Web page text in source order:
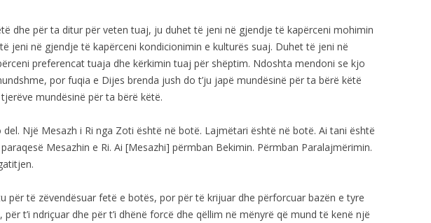
dhe për ta ditur për veten tuaj, ju duhet të jeni në gjendje të kapërceni mohimin
jeni në gjendje të kapërceni kondicionimin e kulturës suaj. Duhet të jeni në
preferencat tuaja dhe kërkimin tuaj për shëptim. Ndoshta mendoni se kjo
por fuqia e Dijes brenda jush do t’ju japë mundësinë për ta bërë këtë
tjerëve mundësinë për ta bërë këtë.
del. Një Mesazh i Ri nga Zoti është në botë. Lajmëtari është në botë. Ai tani është
Mesazhin e Ri. Ai [Mesazhi] përmban Bekimin. Përmban Paralajmërimin.
për të zëvendësuar fetë e botës, por për të krijuar dhe përforcuar bazën e tyre
për t’i ndriçuar dhe për t’i dhënë forcë dhe qëllim në mënyrë që mund të kenë një